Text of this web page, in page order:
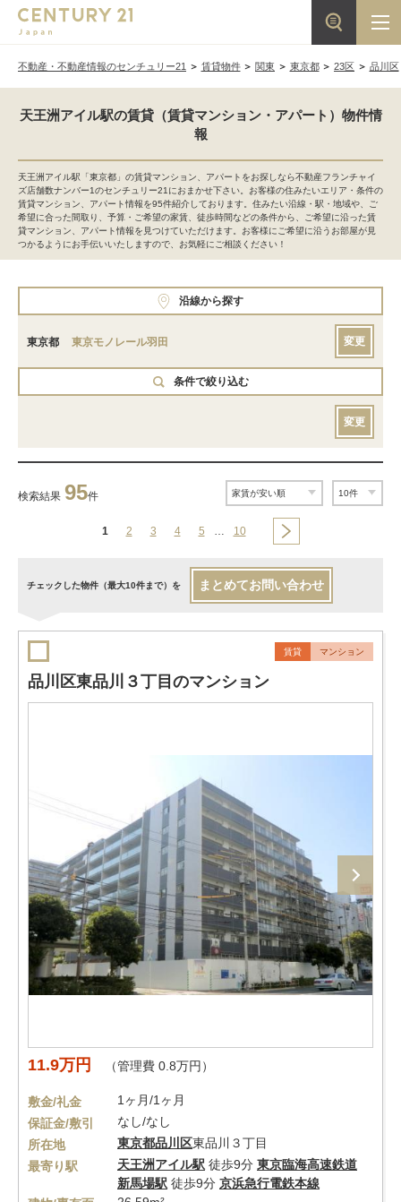
不動産・不動産情報のセンチュリー21 賃貸物件 関東 東京都 23区 品川区
天王洲アイル駅の賃貸（賃貸マンション・アパート）物件情
報
天王洲アイル駅「東京都」の賃貸マンション、アパートをお探しなら不動産フランチャイ
ズ店舗数ナンバー1のセンチュリー21におまかせ下さい。お客様の住みたいエリア・条件の
賃貸マンション、アパート情報を95件紹介しております。住みたい沿線・駅・地域や、ご
希望に合った間取り、予算・ご希望の家賃、徒歩時間などの条件から、ご希望に沿った賃
貸マンション、アパート情報を見つけていただけます。お客様にご希望に沿うお部屋が見
つかるようにお手伝いいたしますので、お気軽にご相談ください！
沿線から探す
東京都 東京モノレール羽田 変更
条件で絞り込む
変更
検索結果 95件
1 2 3 4 5 … 10
チェックした物件（最大10件まで）を まとめてお問い合わせ
賃貸 マンション
品川区東品川３丁目のマンション
11.9万円 （管理費 0.8万円）
敷金/礼金
1ヶ月/1ヶ月
保証金/敷引
なし/なし
所在地
東京都品川区東品川３丁目
最寄り駅
天王洲アイル駅 徒歩9分 東京臨海高速鉄道
新馬場駅 徒歩9分 京浜急行電鉄本線